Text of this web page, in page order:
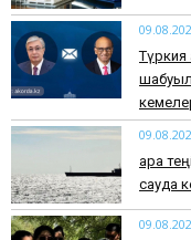
Түркия
Қара
сауда